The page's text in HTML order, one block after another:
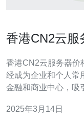
香港CN2云服
香港CN2云服务器价格比较 云服务器在当今
经成为企业和个人常
金融和商业中心，吸
比较，帮助读者选择适合
2025年3月14日